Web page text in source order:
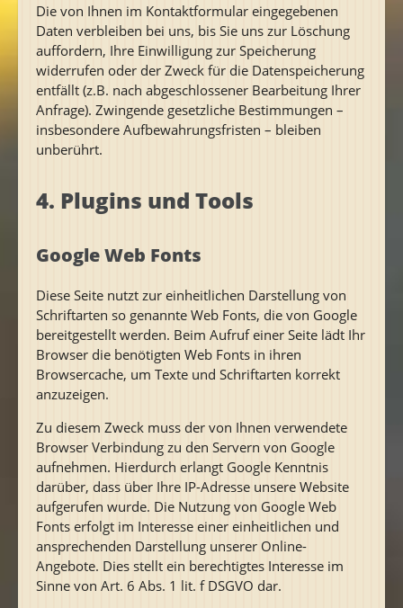
Die von Ihnen im Kontaktformular eingegebenen
Daten verbleiben bei uns, bis Sie uns zur Löschung
auffordern, Ihre Einwilligung zur Speicherung
widerrufen oder der Zweck für die Datenspeicherung
entfällt (z.B. nach abgeschlossener Bearbeitung Ihrer
Anfrage). Zwingende gesetzliche Bestimmungen –
insbesondere Aufbewahrungsfristen – bleiben
unberührt.
4. Plugins und Tools
Google Web Fonts
Diese Seite nutzt zur einheitlichen Darstellung von
Schriftarten so genannte Web Fonts, die von Google
bereitgestellt werden. Beim Aufruf einer Seite lädt Ihr
Browser die benötigten Web Fonts in ihren
Browsercache, um Texte und Schriftarten korrekt
anzuzeigen.
Zu diesem Zweck muss der von Ihnen verwendete
Browser Verbindung zu den Servern von Google
aufnehmen. Hierdurch erlangt Google Kenntnis
darüber, dass über Ihre IP-Adresse unsere Website
aufgerufen wurde. Die Nutzung von Google Web
Fonts erfolgt im Interesse einer einheitlichen und
ansprechenden Darstellung unserer Online-
Angebote. Dies stellt ein berechtigtes Interesse im
Sinne von Art. 6 Abs. 1 lit. f DSGVO dar.